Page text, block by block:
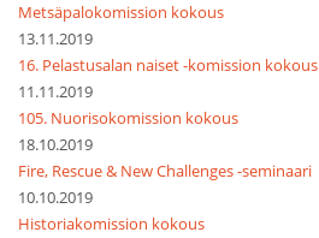
Metsäpalokomission kokous
13.11.2019
16. Pelastusalan naiset -komission kokous
11.11.2019
105. Nuorisokomission kokous
18.10.2019
Fire, Rescue & New Challenges -seminaari
10.10.2019
Historiakomission kokous